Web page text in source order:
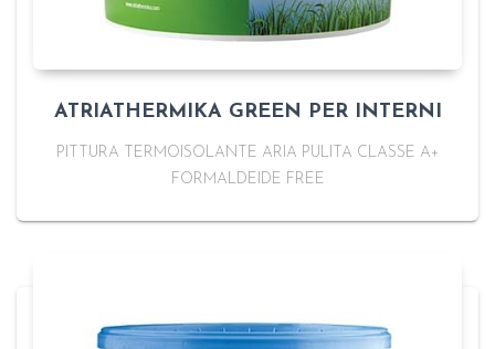
ATRIATHERMIKA GREEN PER INTERNI
PITTURA TERMOISOLANTE ARIA PULITA CLASSE A+
FORMALDEIDE FREE